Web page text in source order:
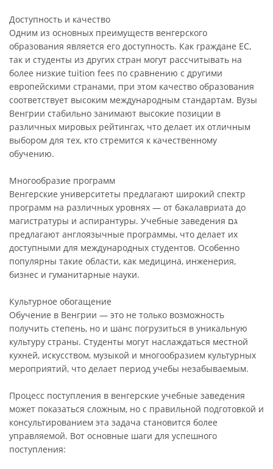
Доступность и качество
Одним из основных преимуществ венгерского
образования является его доступность. Как граждане ЕС,
так и студенты из других стран могут рассчитывать на
более низкие tuition fees по сравнению с другими
европейскими странами, при этом качество образования
соответствует высоким международным стандартам. Вузы
Венгрии стабильно занимают высокие позиции в
различных мировых рейтингах, что делает их отличным
выбором для тех, кто стремится к качественному
обучению.
Многообразие программ
Венгерские университеты предлагают широкий спектр
программ на различных уровнях — от бакалавриата до
магистратуры и аспирантуры. Учебные заведения גם
предлагают англоязычные программы, что делает их
доступными для международных студентов. Особенно
популярны такие области, как медицина, инженерия,
бизнес и гуманитарные науки.
Культурное обогащение
Обучение в Венгрии — это не только возможность
получить степень, но и шанс погрузиться в уникальную
культуру страны. Студенты могут наслаждаться местной
кухней, искусством, музыкой и многообразием культурных
мероприятий, что делает период учебы незабываемым.
Процесс поступления в венгерские учебные заведения
может показаться сложным, но с правильной подготовкой и
консультированием эта задача становится более
управляемой. Вот основные шаги для успешного
поступления: